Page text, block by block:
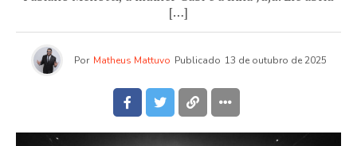
[…]
Por Matheus Mattuvo Publicado 13 de outubro de 2025